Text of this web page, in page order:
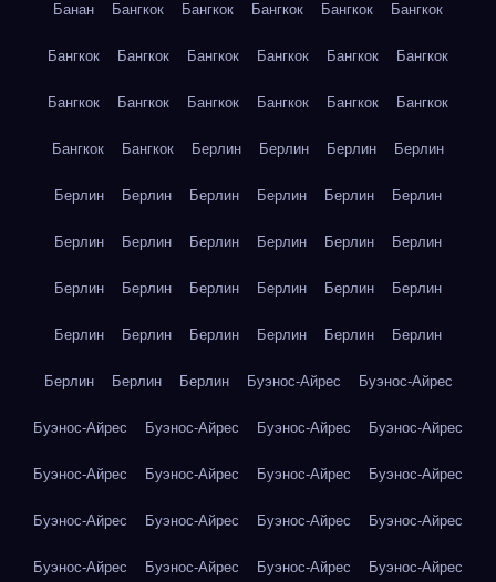
Банан Бангкок Бангкок Бангкок Бангкок Бангкок
Бангкок Бангкок Бангкок Бангкок Бангкок Бангкок
Бангкок Бангкок Бангкок Бангкок Бангкок Бангкок
Бангкок Бангкок Берлин Берлин Берлин Берлин
Берлин Берлин Берлин Берлин Берлин Берлин
Берлин Берлин Берлин Берлин Берлин Берлин
Берлин Берлин Берлин Берлин Берлин Берлин
Берлин Берлин Берлин Берлин Берлин Берлин
Берлин Берлин Берлин Буэнос-Айрес Буэнос-Айрес
Буэнос-Айрес Буэнос-Айрес Буэнос-Айрес Буэнос-Айрес
Буэнос-Айрес Буэнос-Айрес Буэнос-Айрес Буэнос-Айрес
Буэнос-Айрес Буэнос-Айрес Буэнос-Айрес Буэнос-Айрес
Буэнос-Айрес Буэнос-Айрес Буэнос-Айрес Буэнос-Айрес